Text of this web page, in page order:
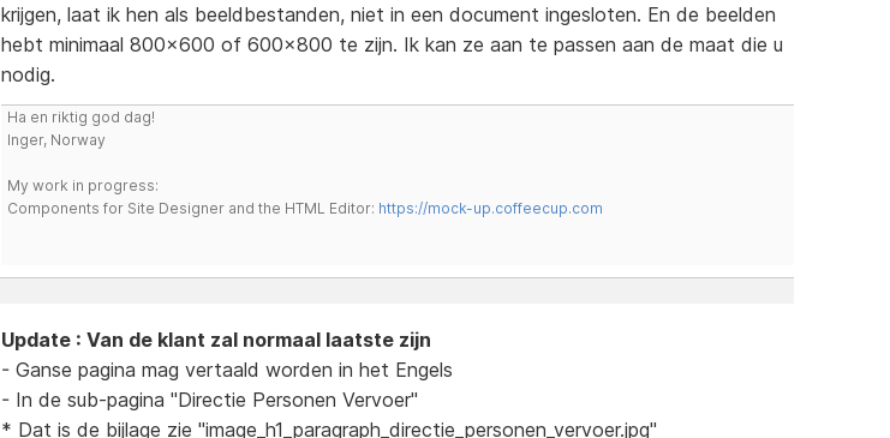
krijgen, laat ik hen als beeldbestanden, niet in een document ingesloten. En de beelden
hebt minimaal 800x600 of 600x800 te zijn. Ik kan ze aan te passen aan de maat die u
nodig.
Ha en riktig god dag!
Inger, Norway
My work in progress:
Components for Site Designer and the HTML Editor: https://mock-up.coffeecup.com
Update : Van de klant zal normaal laatste zijn
- Ganse pagina mag vertaald worden in het Engels
- In de sub-pagina "Directie Personen Vervoer"
* Dat is de bijlage zie "image_h1_paragraph_directie_personen_vervoer.jpg"